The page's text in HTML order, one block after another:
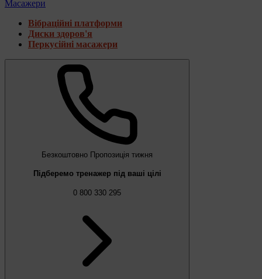
Масажери
Вібраційні платформи
Диски здоров'я
Перкусійні масажери
Безкоштовно Пропозиція тижня
Підберемо тренажер під ваші цілі
0 800 330 295